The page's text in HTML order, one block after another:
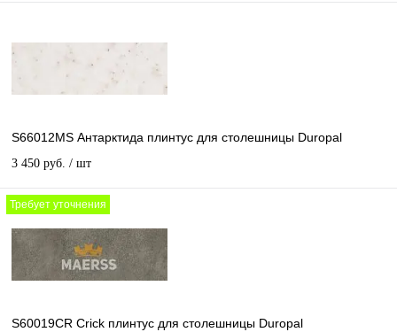
S66012MS Антарктида плинтус для столешницы Duropal
3 450 руб. / шт
Требует уточнения
S60019CR Crick плинтус для столешницы Duropal